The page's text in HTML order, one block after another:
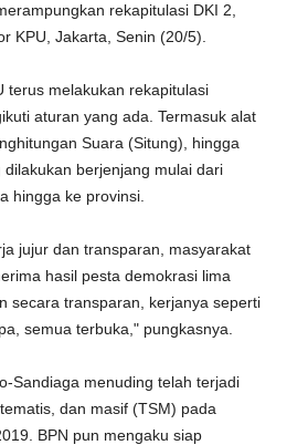
rekapitulasi DKI 2,
KPU, Jakarta, Senin (20/5).
terus melakukan rekapitulasi
aturan yang ada. Termasuk alat
Suara (Situng), hingga
berjenjang mulai dari
hingga ke provinsi.
jujur dan transparan, masyarakat
hasil pesta demokrasi lima
secara transparan, kerjanya seperti
semua terbuka," pungkasnya.
Sandiaga menuding telah terjadi
dan masif (TSM) pada
BPN pun mengaku siap